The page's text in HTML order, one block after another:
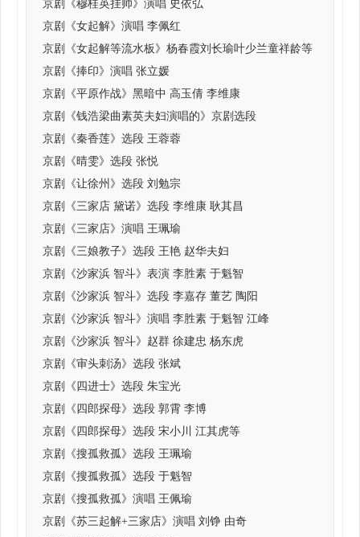
京剧《穆桂英挂帅》演唱 史依弘
京剧《女起解》演唱 李佩红
京剧《女起解等流水板》杨春霞刘长瑜叶少兰童祥龄等
京剧《捧印》演唱 张立媛
京剧《平原作战》黑暗中 高玉倩 李维康
京剧《钱浩梁曲素英夫妇演唱的》京剧选段
京剧《秦香莲》选段 王蓉蓉
京剧《晴雯》选段 张悦
京剧《让徐州》选段 刘勉宗
京剧《三家店 黛诺》选段 李维康 耿其昌
京剧《三家店》演唱 王珮瑜
京剧《三娘教子》选段 王艳 赵华夫妇
京剧《沙家浜 智斗》表演 李胜素 于魁智
京剧《沙家浜 智斗》选段 李嘉存 董艺 陶阳
京剧《沙家浜 智斗》演唱 李胜素 于魁智 江峰
京剧《沙家浜 智斗》赵群 徐建忠 杨东虎
京剧《审头刺汤》选段 张斌
京剧《四进士》选段 朱宝光
京剧《四郎探母》选段 郭霄 李博
京剧《四郎探母》选段 宋小川 江其虎等
京剧《搜孤救孤》选段 王珮瑜
京剧《搜孤救孤》选段 于魁智
京剧《搜孤救孤》演唱 王佩瑜
京剧《苏三起解+三家店》演唱 刘铮 由奇